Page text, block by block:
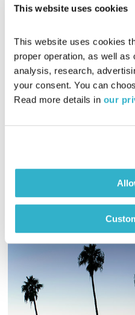
This website uses cookies
This website uses cookies
proper operation, as well
analysis, research,
your consent. You can
Read more details in our
מוזיקה שמגיעה מכל קצווי